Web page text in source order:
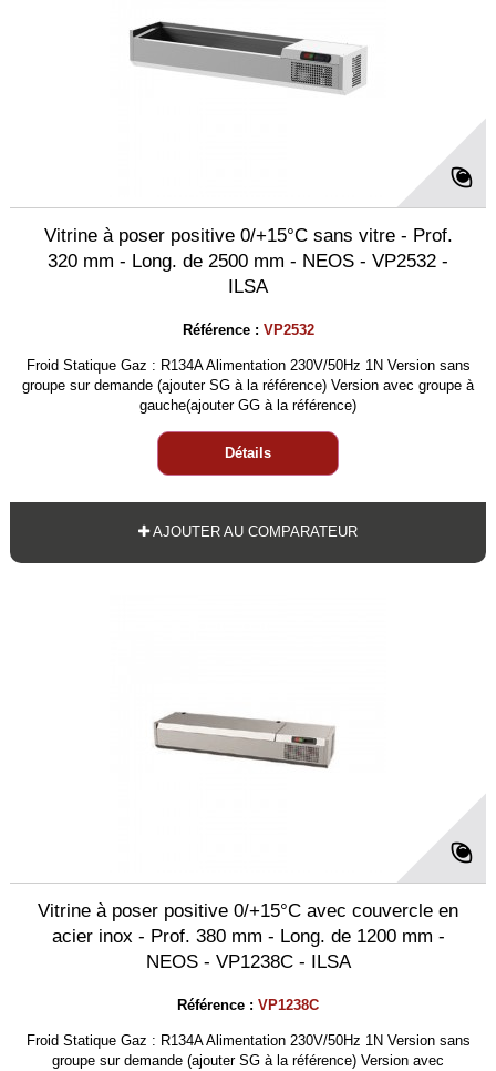
Vitrine à poser positive 0/+15°C sans vitre - Prof.
320 mm - Long. de 2500 mm - NEOS - VP2532 -
ILSA
Référence : VP2532
Froid Statique Gaz : R134A Alimentation 230V/50Hz 1N Version sans
groupe sur demande (ajouter SG à la référence) Version avec groupe à
gauche(ajouter GG à la référence)
Détails
AJOUTER AU COMPARATEUR
Vitrine à poser positive 0/+15°C avec couvercle en
acier inox - Prof. 380 mm - Long. de 1200 mm -
NEOS - VP1238C - ILSA
Référence : VP1238C
Froid Statique Gaz : R134A Alimentation 230V/50Hz 1N Version sans
groupe sur demande (ajouter SG à la référence) Version avec